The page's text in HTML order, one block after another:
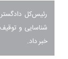
رئیس‌کل
خبر داد.